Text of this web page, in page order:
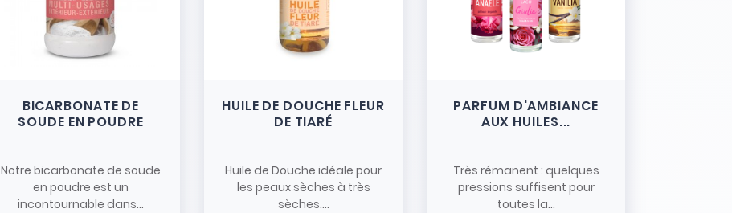
BICARBONATE DE
SOUDE EN POUDRE
Notre bicarbonate de soude
en poudre est un
incontournable dans...
HUILE DE DOUCHE FLEUR
DE TIARÉ
Huile de Douche idéale pour
les peaux sèches à très
sèches....
PARFUM D'AMBIANCE
AUX HUILES...
Très rémanent : quelques
pressions suffisent pour
toutes la...